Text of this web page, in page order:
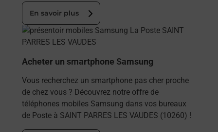
En savoir plus
En savoir plus
Acheter un smartphone Samsung
Vous recherchez un smartphone pas cher proche
de chez vous ? Découvrez notre offre de
téléphones mobiles Samsung dans vos bureaux
de Poste à SAINT PARRES LES VAUDES (10260) !